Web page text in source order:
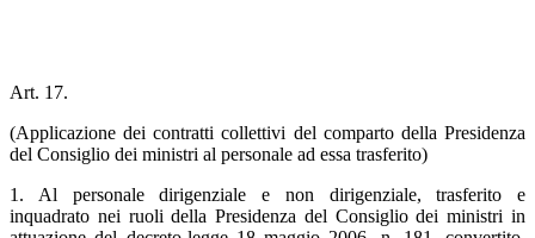
Art. 17.
(Applicazione dei contratti collettivi del comparto della Presidenza
del Consiglio dei ministri al personale ad essa trasferito)
1. Al personale dirigenziale e non dirigenziale, trasferito e
inquadrato nei ruoli della Presidenza del Consiglio dei ministri in